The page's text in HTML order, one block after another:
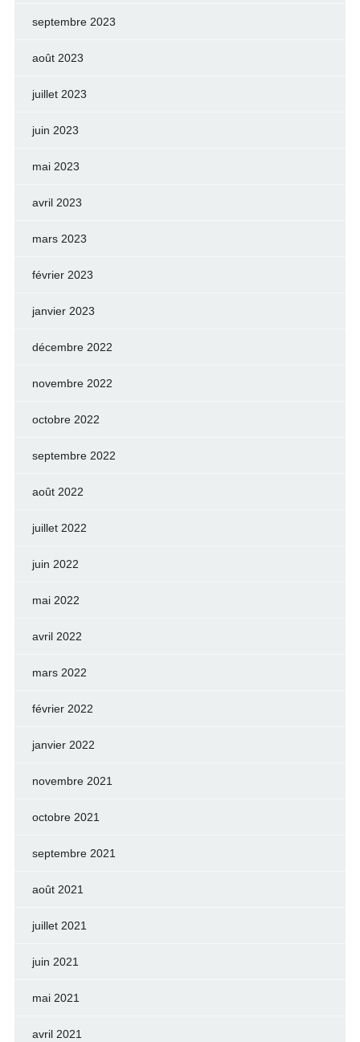
septembre 2023
août 2023
juillet 2023
juin 2023
mai 2023
avril 2023
mars 2023
février 2023
janvier 2023
décembre 2022
novembre 2022
octobre 2022
septembre 2022
août 2022
juillet 2022
juin 2022
mai 2022
avril 2022
mars 2022
février 2022
janvier 2022
novembre 2021
octobre 2021
septembre 2021
août 2021
juillet 2021
juin 2021
mai 2021
avril 2021